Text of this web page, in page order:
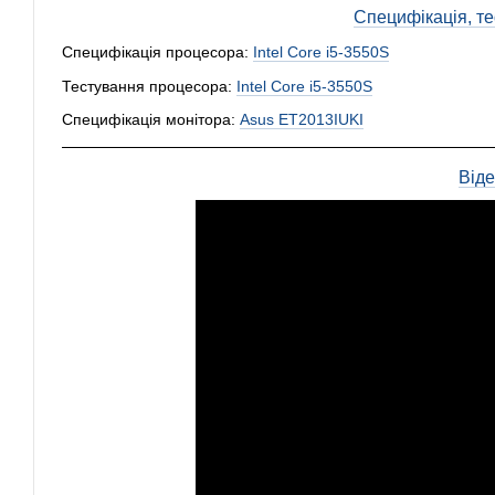
Специфікація,
Специфікація процесора: Intel Core i5-3550S
Тестування процесора: Intel Core i5-3550S
Специфікація монітора: Asus ET2013IUKI